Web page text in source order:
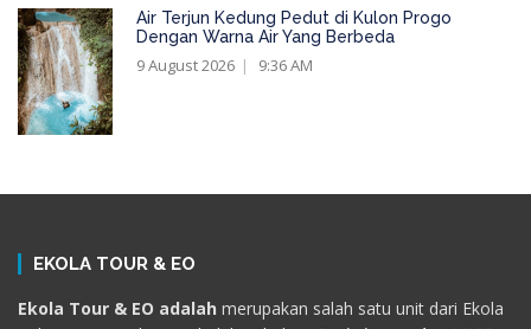
Air Terjun Kedung Pedut di Kulon Progo
Dengan Warna Air Yang Berbeda
9 August 2026 9:36 AM
EKOLA TOUR & EO
Ekola Tour & EO adalah merupakan salah satu unit dari Ekola